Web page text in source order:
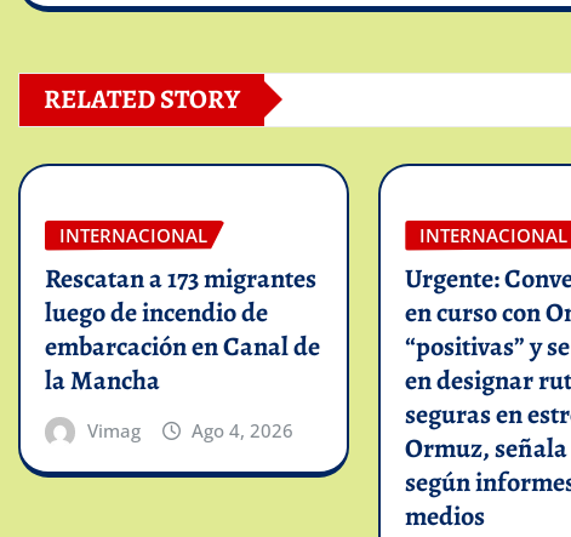
RELATED STORY
INTERNACIONAL
Rescatan a 173 migrantes
luego de incendio de
embarcación en Canal de
la Mancha
Vimag Ago 4, 2026
INTERNACIONAL
Urgente:
en curso con
“positivas” y
en designar
seguras en
Ormuz,
según
medios